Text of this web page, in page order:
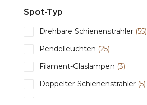
Spot-Typ
Drehbare Schienenstrahler (55)
Pendelleuchten (25)
Filament-Glaslampen (3)
Doppelter Schienenstrahler (5)